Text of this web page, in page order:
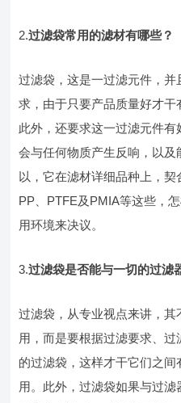
2.过滤袋常用的滤材有哪些？
过滤袋，这是一过滤元件，
求，由于只要产品质量好才干
此外，还要求这一过滤元件
会与任何物质产生反响，以
以，它在滤材详细品种上，契
PP、PTFE及PMIA等这些，
用环境来决议。
3.过滤袋是否能与一切的过滤
过滤袋，从专业视点来讲，
用，而是要根据过滤要求、
的过滤袋，这样才干它们之
用。此外，过滤袋如果与过